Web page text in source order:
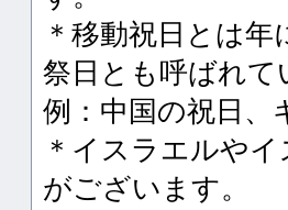
＊移動祝日とは
祭日とも呼ばれて
例：中国の祝日、
＊イスラエルや
がございます。